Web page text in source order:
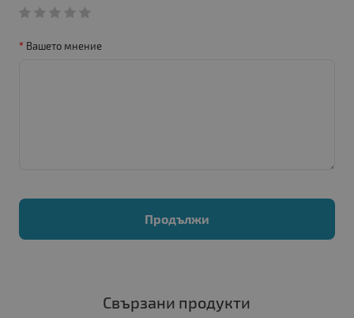
Вашето мнение
Продължи
Свързани продукти